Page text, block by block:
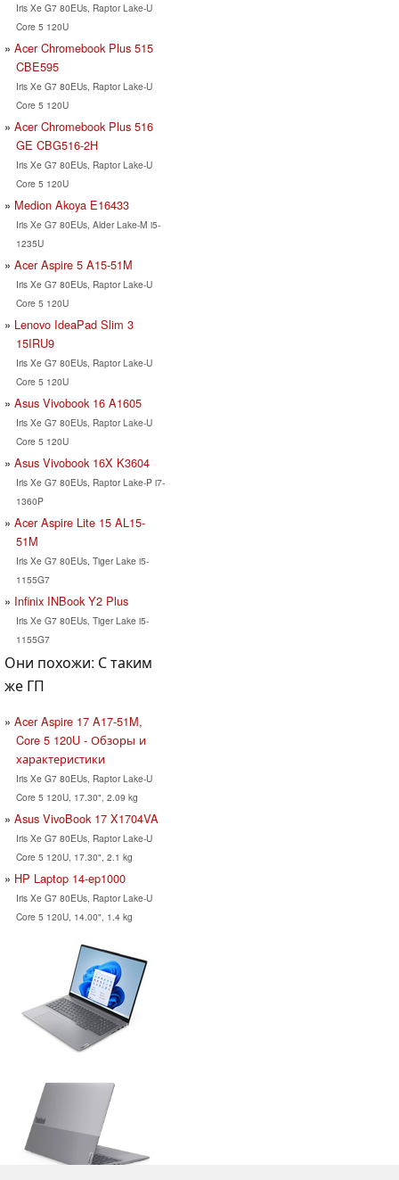
Iris Xe G7 80EUs, Raptor Lake-U
Core 5 120U
Acer Chromebook Plus 515
CBE595
Iris Xe G7 80EUs, Raptor Lake-U
Core 5 120U
Acer Chromebook Plus 516
GE CBG516-2H
Iris Xe G7 80EUs, Raptor Lake-U
Core 5 120U
Medion Akoya E16433
Iris Xe G7 80EUs, Alder Lake-M i5-
1235U
Acer Aspire 5 A15-51M
Iris Xe G7 80EUs, Raptor Lake-U
Core 5 120U
Lenovo IdeaPad Slim 3
15IRU9
Iris Xe G7 80EUs, Raptor Lake-U
Core 5 120U
Asus Vivobook 16 A1605
Iris Xe G7 80EUs, Raptor Lake-U
Core 5 120U
Asus Vivobook 16X K3604
Iris Xe G7 80EUs, Raptor Lake-P i7-
1360P
Acer Aspire Lite 15 AL15-
51M
Iris Xe G7 80EUs, Tiger Lake i5-
1155G7
Infinix INBook Y2 Plus
Iris Xe G7 80EUs, Tiger Lake i5-
1155G7
Они похожи: С таким
же ГП
Acer Aspire 17 A17-51M,
Core 5 120U - Обзоры и
характеристики
Iris Xe G7 80EUs, Raptor Lake-U
Core 5 120U, 17.30", 2.09 kg
Asus VivoBook 17 X1704VA
Iris Xe G7 80EUs, Raptor Lake-U
Core 5 120U, 17.30", 2.1 kg
HP Laptop 14-ep1000
Iris Xe G7 80EUs, Raptor Lake-U
Core 5 120U, 14.00", 1.4 kg